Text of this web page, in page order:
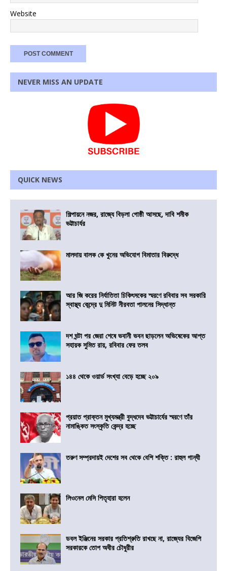
Website
NEVER MISS AN UPDATE
QUICK NEWS
শিল্পায়নে নজর, রাজ্যে বিড়লা গোষ্ঠী আসছে, দাবি শমীক
ভট্টাচার্যর
মালদায় বালক কে খুনের অভিযোগ বিমাতার বিরুদ্ধে
আর জি করের নির্যাতিতা চিকিৎসকের স্মরণে রবিবার সব সরকারি
স্বাস্থ্য কেন্দ্রে দু মিনিট নীরবতা পালনের সিদ্ধান্ত
দশ ঘন্টা পর জেরা শেষে ভবানী ভবন ছাড়লেন অভিষেকের আপ্ত
সহায়ক সুমিত রায়, রবিবার ফের তলব
১৪৪ থেকে ওয়ার্ড সংখ্যা বেড়ে হচ্ছে ২০৯
প্রয়াত প্রাক্তন মুখ্যমন্ত্রী বুদ্ধদেব ভট্টাচার্যের স্মরণে তাঁর
নামাঙ্কিত সংস্কৃতি কেন্দ্র হচ্ছে
তরুণ সম্প্রদায়ই দেশের সব থেকে বেশি শক্তি : রাহুল গান্ধী
লিওনেল মেসি পিতৃহারা হলেন
ডবল ইঞ্জিনের সরকার প্রতিশ্রুতি রাখছে না, রাজ্যের বিজেপি
সরকারকে তোপ অধীর চৌধুরীর